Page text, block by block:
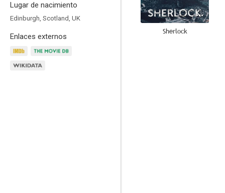
Lugar de nacimiento
Edinburgh, Scotland, UK
Enlaces externos
Sherlock